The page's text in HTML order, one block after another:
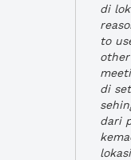
di
to
di
dari